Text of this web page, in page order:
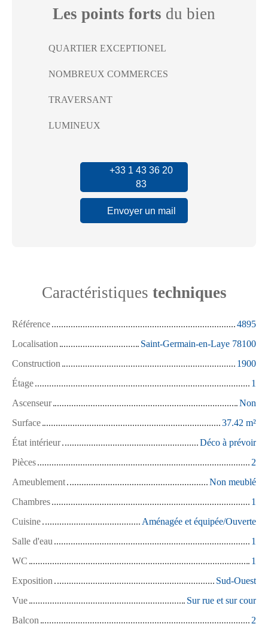
Les points forts du bien
QUARTIER EXCEPTIONEL
NOMBREUX COMMERCES
TRAVERSANT
LUMINEUX
+33 1 43 36 20
83
Envoyer un mail
Caractéristiques techniques
Référence
4895
Localisation
Saint-Germain-en-Laye 78100
Construction
1900
Étage
1
Ascenseur
Non
Surface
37.42 m²
État intérieur
Déco à prévoir
Pièces
2
Ameublement
Non meublé
Chambres
1
Cuisine
Aménagée et équipée/Ouverte
Salle d'eau
1
WC
1
Exposition
Sud-Ouest
Vue
Sur rue et sur cour
Balcon
2